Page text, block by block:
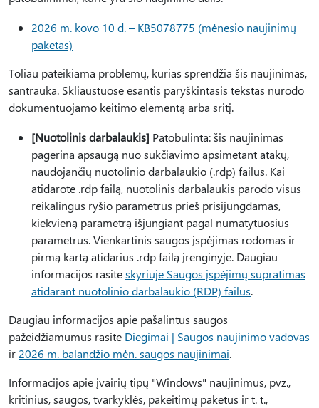
2026 m. kovo 10 d. – KB5078775 (mėnesio naujinimų
paketas)
Toliau pateikiama problemų, kurias sprendžia šis naujinimas,
santrauka. Skliaustuose esantis paryškintasis tekstas nurodo
dokumentuojamo keitimo elementą arba sritį.
[Nuotolinis darbalaukis] Patobulinta: šis naujinimas
pagerina apsaugą nuo sukčiavimo apsimetant atakų,
naudojančių nuotolinio darbalaukio (.rdp) failus. Kai
atidarote .rdp failą, nuotolinis darbalaukis parodo visus
reikalingus ryšio parametrus prieš prisijungdamas,
kiekvieną parametrą išjungiant pagal numatytuosius
parametrus. Vienkartinis saugos įspėjimas rodomas ir
pirmą kartą atidarius .rdp failą įrenginyje. Daugiau
informacijos rasiteskyriuje Saugos įspėjimų supratimas
atidarant nuotolinio darbalaukio (RDP) failus.
Daugiau informacijos apie pašalintus saugos
pažeidžiamumus rasite Diegimai | Saugos naujinimo vadovas
ir 2026 m. balandžio mėn. saugos naujinimai.
Informacijos apie įvairių tipų "Windows" naujinimus, pvz.,
kritinius, saugos, tvarkyklės, pakeitimų paketus ir t. t.,